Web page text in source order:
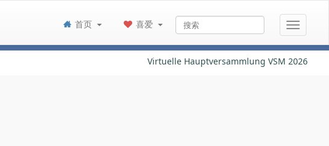
首页 喜爱
Virtuelle Hauptversammlung VSM 2026